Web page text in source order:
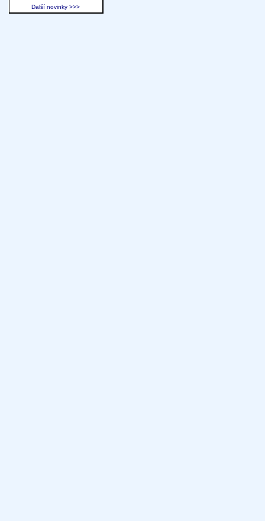
Další novinky >>>